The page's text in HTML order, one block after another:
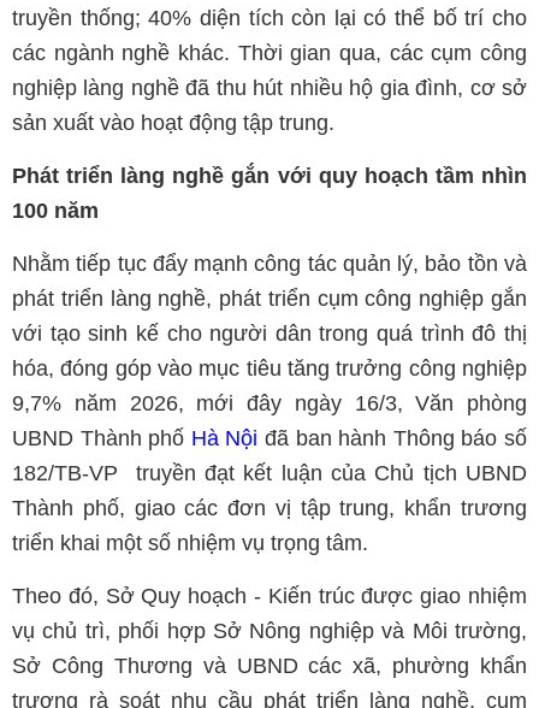
truyền thống; 40% diện tích còn lại có thể bố trí cho
các ngành nghề khác. Thời gian qua, các cụm công
nghiệp làng nghề đã thu hút nhiều hộ gia đình, cơ sở
sản xuất vào hoạt động tập trung.
Phát triển làng nghề gắn với quy hoạch tầm nhìn
100 năm
Nhằm tiếp tục đẩy mạnh công tác quản lý, bảo tồn và
phát triển làng nghề, phát triển cụm công nghiệp gắn
với tạo sinh kế cho người dân trong quá trình đô thị
hóa, đóng góp vào mục tiêu tăng trưởng công nghiệp
9,7% năm 2026, mới đây ngày 16/3, Văn phòng
UBND Thành phố Hà Nội đã ban hành Thông báo số
182/TB-VP truyền đạt kết luận của Chủ tịch UBND
Thành phố, giao các đơn vị tập trung, khẩn trương
triển khai một số nhiệm vụ trọng tâm.
Theo đó, Sở Quy hoạch - Kiến trúc được giao nhiệm
vụ chủ trì, phối hợp Sở Nông nghiệp và Môi trường,
Sở Công Thương và UBND các xã, phường khẩn
trương rà soát nhu cầu phát triển làng nghề, cụm